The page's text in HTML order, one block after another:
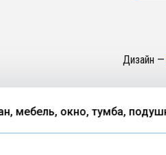
Дизайн —
мебель, окно, тумба,